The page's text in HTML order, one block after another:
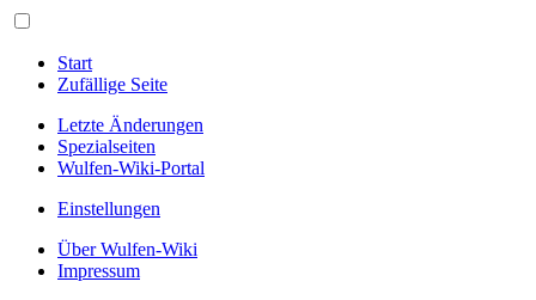
Start
Zufällige Seite
Letzte Änderungen
Spezialseiten
Wulfen-Wiki-Portal
Einstellungen
Über Wulfen-Wiki
Impressum